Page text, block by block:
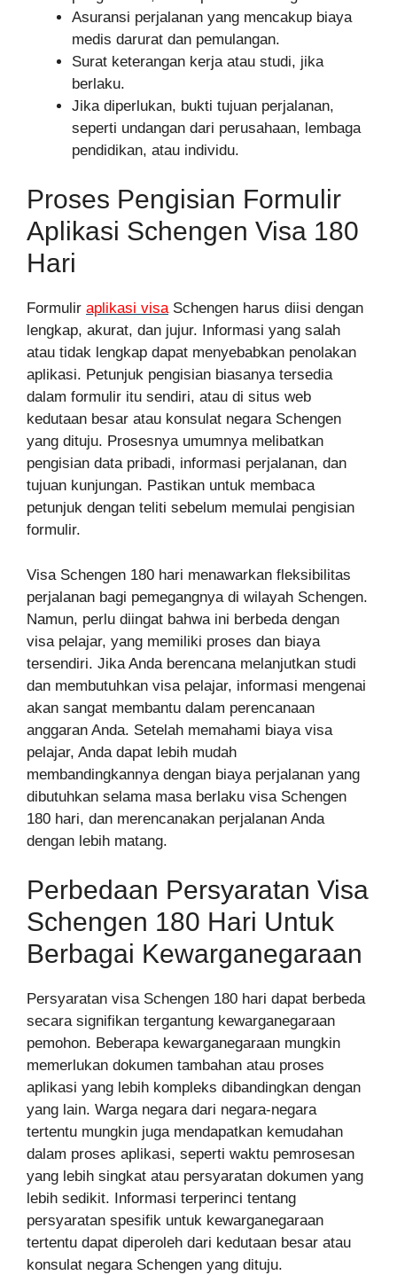
Asuransi perjalanan yang mencakup biaya
medis darurat dan pemulangan.
Surat keterangan kerja atau studi, jika
berlaku.
Jika diperlukan, bukti tujuan perjalanan,
seperti undangan dari perusahaan, lembaga
pendidikan, atau individu.
Proses Pengisian Formulir
Aplikasi Schengen Visa 180
Hari
Formulir aplikasi visaSchengen harus diisi dengan
lengkap, akurat, dan jujur. Informasi yang salah
atau tidak lengkap dapat menyebabkan penolakan
aplikasi. Petunjuk pengisian biasanya tersedia
dalam formulir itu sendiri, atau di situs web
kedutaan besar atau konsulat negara Schengen
yang dituju. Prosesnya umumnya melibatkan
pengisian data pribadi, informasi perjalanan, dan
tujuan kunjungan. Pastikan untuk membaca
petunjuk dengan teliti sebelum memulai pengisian
formulir.
Visa Schengen 180 hari menawarkan fleksibilitas
perjalanan bagi pemegangnya di wilayah Schengen.
Namun, perlu diingat bahwa ini berbeda dengan
visa pelajar, yang memiliki proses dan biaya
tersendiri. Jika Anda berencana melanjutkan studi
dan membutuhkan visa pelajar, informasi mengenai
akan sangat membantu dalam perencanaan
anggaran Anda. Setelah memahami biaya visa
pelajar, Anda dapat lebih mudah
membandingkannya dengan biaya perjalanan yang
dibutuhkan selama masa berlaku visa Schengen
180 hari, dan merencanakan perjalanan Anda
dengan lebih matang.
Perbedaan Persyaratan Visa
Schengen 180 Hari Untuk
Berbagai Kewarganegaraan
Persyaratan visa Schengen 180 hari dapat berbeda
secara signifikan tergantung kewarganegaraan
pemohon. Beberapa kewarganegaraan mungkin
memerlukan dokumen tambahan atau proses
aplikasi yang lebih kompleks dibandingkan dengan
yang lain. Warga negara dari negara-negara
tertentu mungkin juga mendapatkan kemudahan
dalam proses aplikasi, seperti waktu pemrosesan
yang lebih singkat atau persyaratan dokumen yang
lebih sedikit. Informasi terperinci tentang
persyaratan spesifik untuk kewarganegaraan
tertentu dapat diperoleh dari kedutaan besar atau
konsulat negara Schengen yang dituju.